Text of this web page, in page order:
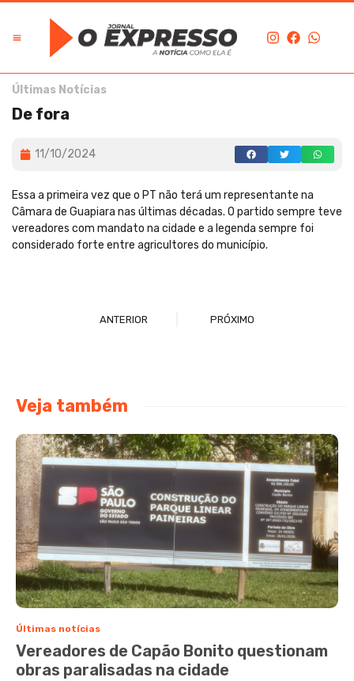
Últimas Notícias
De fora
11/10/2024
Essa a primeira vez que o PT não terá um representante na
Câmara de Guapiara nas últimas décadas. O partido sempre teve
vereadores com mandato na cidade e a legenda sempre foi
considerado forte entre agricultores do município.
ANTERIOR PRÓXIMO
Veja também
Últimas notícias
Vereadores de Capão Bonito questionam
obras paralisadas na cidade